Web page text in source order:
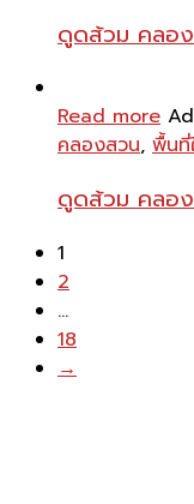
ดูดส้วม คลอง
Read more
คลองสวน, พื้นที่
ดูดส้วม คลอ
1
2
…
18
→